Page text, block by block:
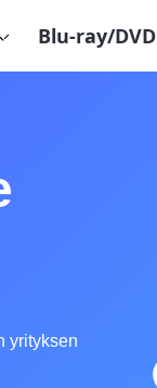
Blu-ray/DVD
yrityksen